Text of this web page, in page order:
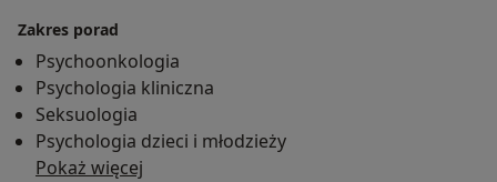
Zakres porad
Psychoonkologia
Psychologia kliniczna
Seksuologia
Psychologia dzieci i młodzieży
Pokaż więcej